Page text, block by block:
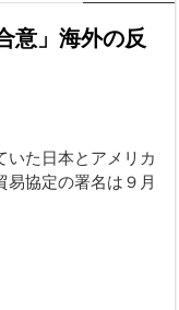
意」海外の反
いた日本とアメリカ
易協定の署名は９月